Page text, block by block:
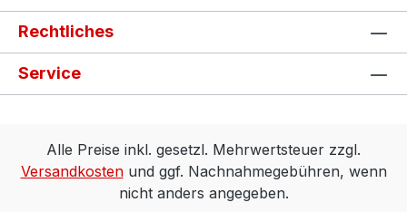
Rechtliches
Service
Alle Preise inkl. gesetzl. Mehrwertsteuer zzgl.
Versandkostenund ggf. Nachnahmegebühren, wenn
nicht anders angegeben.